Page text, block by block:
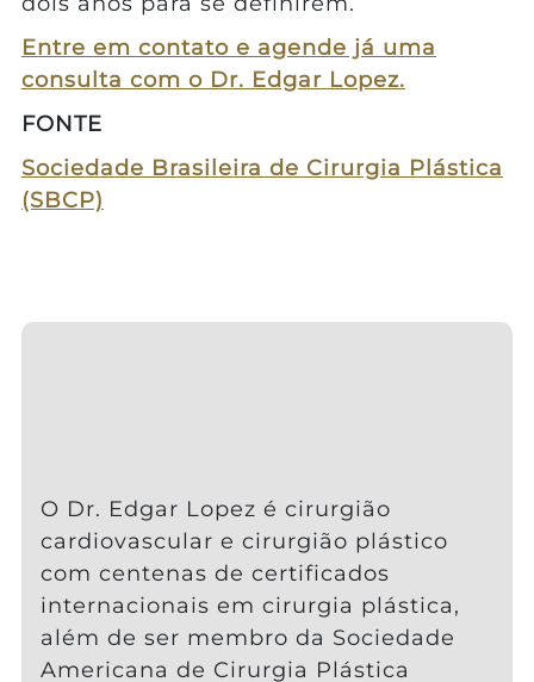
Entre em contato e agende já uma
consulta com o Dr. Edgar Lopez.
FONTE
Sociedade Brasileira de Cirurgia Plástica
(SBCP)
O Dr. Edgar Lopez é cirurgião
cardiovascular e cirurgião plástico
com centenas de certificados
internacionais em cirurgia plástica,
além de ser membro da Sociedade
Americana de Cirurgia Plástica